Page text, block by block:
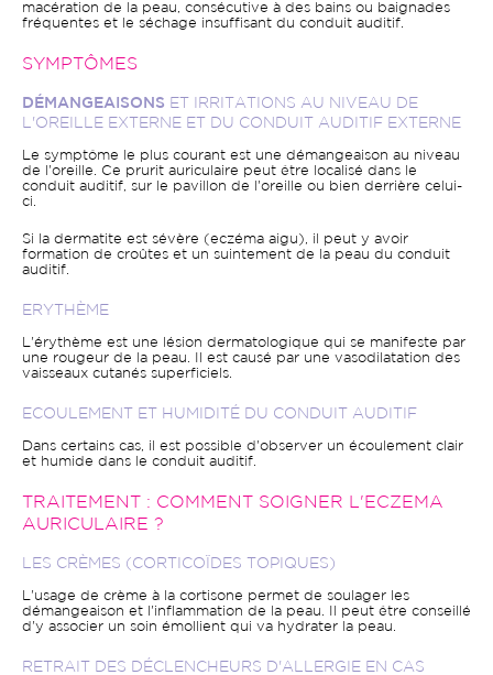
macération de la peau, consécutive à des bains ou baignades
fréquentes et le séchage insuffisant du conduit auditif.
SYMPTÔMES
DÉMANGEAISONS ET IRRITATIONS AU NIVEAU DE
L'OREILLE EXTERNE ET DU CONDUIT AUDITIF EXTERNE
Le symptôme le plus courant est une démangeaison au niveau
de l'oreille. Ce prurit auriculaire peut être localisé dans le
conduit auditif, sur le pavillon de l'oreille ou bien derrière celui-
ci.
Si la dermatite est sévère (eczéma aigu), il peut y avoir
formation de croûtes et un suintement de la peau du conduit
auditif.
ERYTHÈME
L'érythème est une lésion dermatologique qui se manifeste par
une rougeur de la peau. Il est causé par une vasodilatation des
vaisseaux cutanés superficiels.
ECOULEMENT ET HUMIDITÉ DU CONDUIT AUDITIF
Dans certains cas, il est possible d'observer un écoulement clair
et humide dans le conduit auditif.
TRAITEMENT : COMMENT SOIGNER L'ECZEMA
AURICULAIRE ?
LES CRÈMES (CORTICOÏDES TOPIQUES)
L'usage de crème à la cortisone permet de soulager les
démangeaison et l'inflammation de la peau. Il peut être conseillé
d'y associer un soin émollient qui va hydrater la peau.
RETRAIT DES DÉCLENCHEURS D'ALLERGIE EN CAS